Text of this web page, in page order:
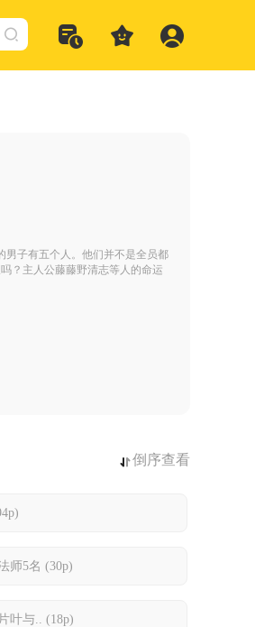
男子有五个人。他们并不是全员都
？主人公藤藤野清志等人的命运
倒序查看
师5名 (30p)
叶与.. (18p)